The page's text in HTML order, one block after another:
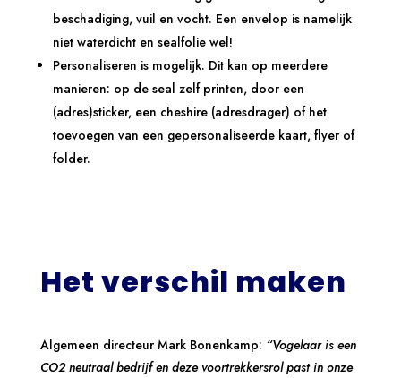
beschadiging, vuil en vocht. Een envelop is namelijk
niet waterdicht en sealfolie wel!
Personaliseren is mogelijk. Dit kan op meerdere
manieren: op de seal zelf printen, door een
(adres)sticker, een cheshire (adresdrager) of het
toevoegen van een gepersonaliseerde kaart, flyer of
folder.
Het verschil maken
Algemeen directeur Mark Bonenkamp: “Vogelaar is een
CO2 neutraal bedrijf en deze voortrekkersrol past in onze